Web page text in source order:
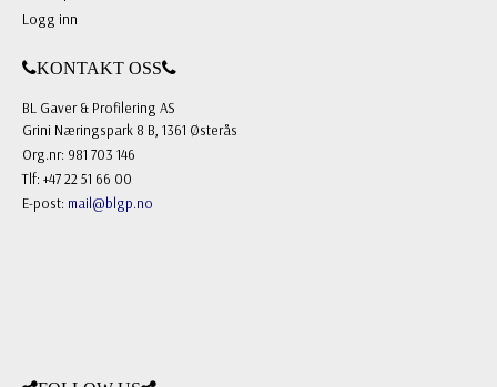
Logg inn
KONTAKT OSS
BL Gaver & Profilering AS
Grini Næringspark 8 B, 1361 Østerås
Org.nr: 981 703 146
Tlf: +47 22 51 66 00
E-post: mail@blgp.no